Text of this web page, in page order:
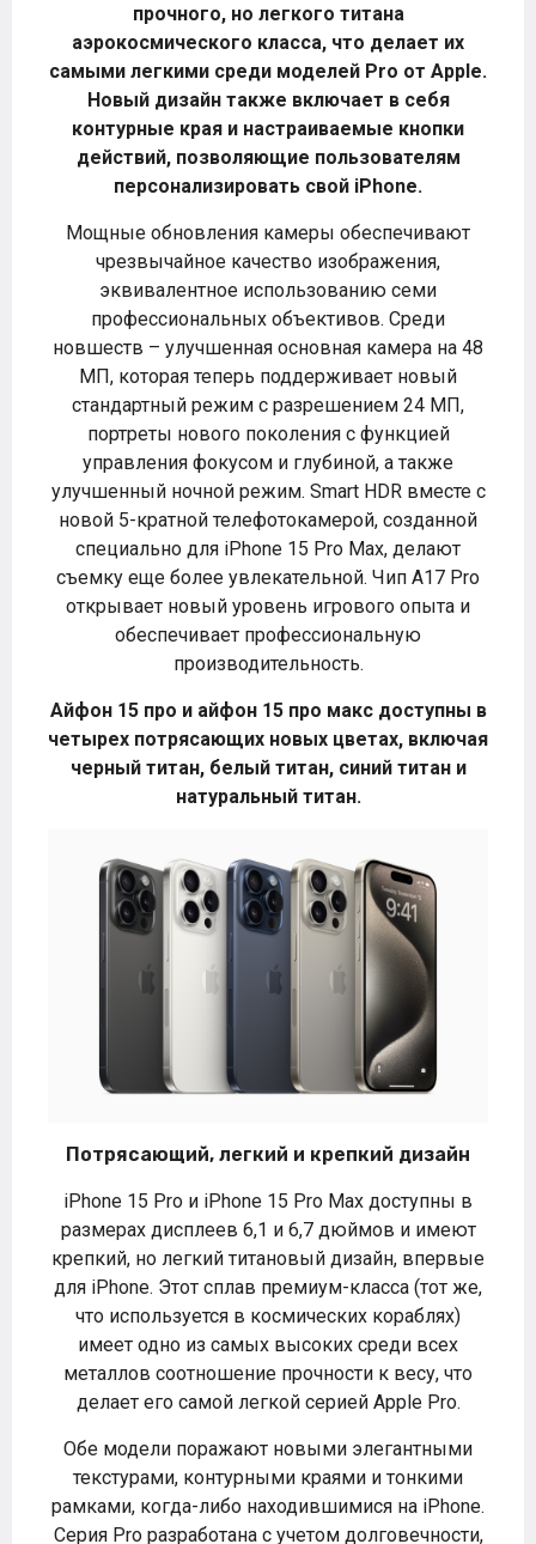
прочного, но легкого титана
аэрокосмического класса, что делает их
самыми легкими среди моделей Pro от Apple.
Новый дизайн также включает в себя
контурные края и настраиваемые кнопки
действий, позволяющие пользователям
персонализировать свой iPhone.
Мощные обновления камеры обеспечивают
чрезвычайное качество изображения,
эквивалентное использованию семи
профессиональных объективов. Среди
новшеств – улучшенная основная камера на 48
МП, которая теперь поддерживает новый
стандартный режим с разрешением 24 МП,
портреты нового поколения с функцией
управления фокусом и глубиной, а также
улучшенный ночной режим. Smart HDR вместе с
новой 5-кратной телефотокамерой, созданной
специально для iPhone 15 Pro Max, делают
съемку еще более увлекательной. Чип A17 Pro
открывает новый уровень игрового опыта и
обеспечивает профессиональную
производительность.
Айфон 15 про и айфон 15 про макс доступны в
четырех потрясающих новых цветах, включая
черный титан, белый титан, синий титан и
натуральный титан.
Потрясающий, легкий и крепкий дизайн
iPhone 15 Pro и iPhone 15 Pro Max доступны в
размерах дисплеев 6,1 и 6,7 дюймов и имеют
крепкий, но легкий титановый дизайн, впервые
для iPhone. Этот сплав премиум-класса (тот же,
что используется в космических кораблях)
имеет одно из самых высоких среди всех
металлов соотношение прочности к весу, что
делает его самой легкой серией Apple Pro.
Обе модели поражают новыми элегантными
текстурами, контурными краями и тонкими
рамками, когда-либо находившимися на iPhone.
Серия Pro разработана с учетом долговечности,